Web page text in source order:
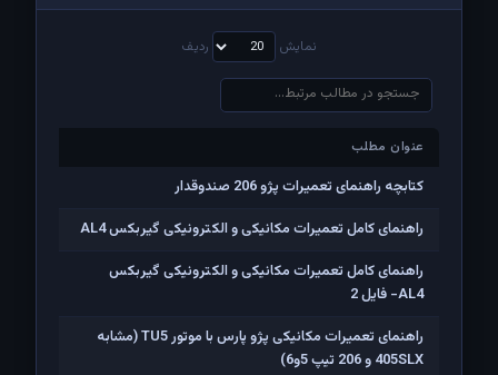
نمایش ردیف
عنوان مطلب
عنوان مطلب
کتابچه راهنمای تعمیرات پژو 206 صندوقدار
راهنمای کامل تعمیرات مکانیکی و الکترونیکی گیربکس AL4
راهنمای کامل تعمیرات مکانیکی و الکترونیکی گیربکس
AL4- فایل 2
راهنمای تعمیرات مکانیکی پژو پارس با موتور TU5 (مشابه
405SLX و 206 تیپ 5و6)